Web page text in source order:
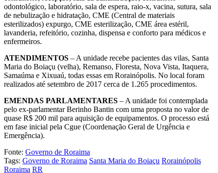
odontológico, laboratório, sala de espera, raio-x, vacina, sutura, sala
de nebulização e hidratação, CME (Central de materiais
esterilizados) expurgo, CME esterilização, CME área estéril,
lavanderia, refeitório, cozinha, dispensa e conforto para médicos e
enfermeiros.
ATENDIMENTOS – A unidade recebe pacientes das vilas, Santa
Maria do Boiaçu (velha), Remanso, Floresta, Nova Vista, Itaquera,
Samaúma e Xixuaú, todas essas em Rorainópolis. No local foram
realizados até setembro de 2017 cerca de 1.265 procedimentos.
EMENDAS PARLAMENTARES – A unidade foi contemplada
pelo ex-parlamentar Berinho Bantin com uma proposta no valor de
quase R$ 200 mil para aquisição de equipamentos. O processo está
em fase inicial pela Cgue (Coordenação Geral de Urgência e
Emergência).
Fonte: Governo de Roraima
Tags: Governo de Roraima Santa Maria do Boiaçu Rorainópolis
Roraima RR